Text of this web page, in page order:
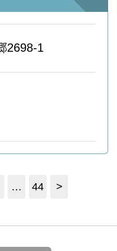
2698-1
… 44 >